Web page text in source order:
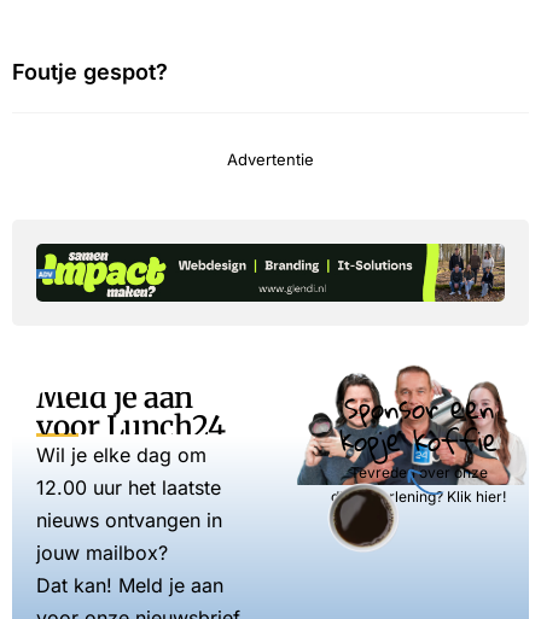
Foutje gespot?
Advertentie
Meld je aan
voor Lunch24
Wil je elke dag om
12.00 uur het laatste
nieuws ontvangen in
jouw mailbox?
Dat kan! Meld je aan
Sponsor een
kopje koffie
Tevreden over onze
dienstverlening? Klik hier!